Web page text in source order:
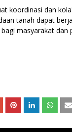
koordinasi dan
tanah dapat
masyarakat dan